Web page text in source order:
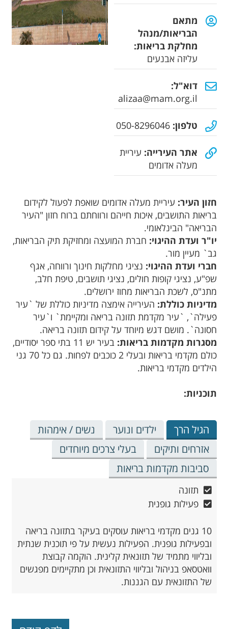
מתאם
הבריאות/מנהל
מחלקת בריאות:
עליזה אבנעים
דוא"ל:
alizaa@mam.org.il
טלפון: 050-8296046
אתר העירייה: עיריית
מעלה אדומים
חזון העיר: עיריית מעלה אדומים שואפת לפעול לקידום
בריאות התושבים, איכות חייהם ורווחתם ברוח חזון "העיר
הבריאה" הבינלאומי.
יו"ר ועדת ההיגוי: חברת המועצה ומחזיקת תיק הבריאות,
גב` מעיין מור.
חברי ועדת ההיגוי: נציגי מחלקות חינוך ורווחה, אגף
שפ"ע, נציגי קופות חולים, נציגי תושבים, טיפת חלב,
מתנ"ס, לשכת הבריאות מחוז ירושלים.
מדיניות כוללת: העירייה אימצה מדיניות כוללת של `עיר
פעילה`, `עיר מקדמת תזונה בריאה ומקיימת` ו`עיר
חסונה`. מושם דגש מיוחד על קידום תזונה בריאה.
מסגרות מקדמות בריאות:
בעיר יש 11 בתי ספר יסודיים,
כולם מקדמי בריאות ובעלי 2 כוכבים לפחות. גם כל 70 גני
הילדים מקדמי בריאות.
תוכניות:
הגיל הרך ילדים ונוער
נשים / אימהות
אזרחים ותיקים
בעלי צרכים מיוחדים
סביבות מקדמות בריאות
תזונה
פעילות גופנית
10 גנים מקדמי בריאות עוסקים בעיקר בתזונה בריאה
ובפעילות גופנית. הפעילות נעשית על פי תוכנית שנתית
ובליווי מתמיד של תזונאית קלינית. הוקמה קבוצת
וואטסאפ בניהול ובליווי התזונאית וכן מתקיימים מפגשים
של התזונאית עם הגננות.